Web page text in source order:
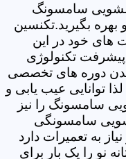
سامسونگ
بگیرید.تکنسین
های خود در این
تکنولوژی
دوره های تخصصی
توانایی عیب یابی و
سامسونگ را نیز
سامسونگی
به تعمیرات دارد
نو را یک بار برای